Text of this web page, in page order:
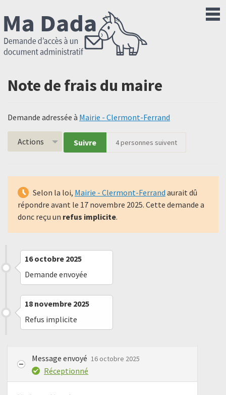
Note de frais du maire
Demande adressée à Mairie - Clermont-Ferrand
Actions Suivre 4personnes suivent
Selon la loi, Mairie - Clermont-Ferrand aurait dû
répondre avant le 17 novembre 2025. Cette demande a
donc reçu un refus implicite.
16 octobre 2025
Demande envoyée
18 novembre 2025
Refus implicite
Message envoyé 16 octobre 2025
Réceptionné